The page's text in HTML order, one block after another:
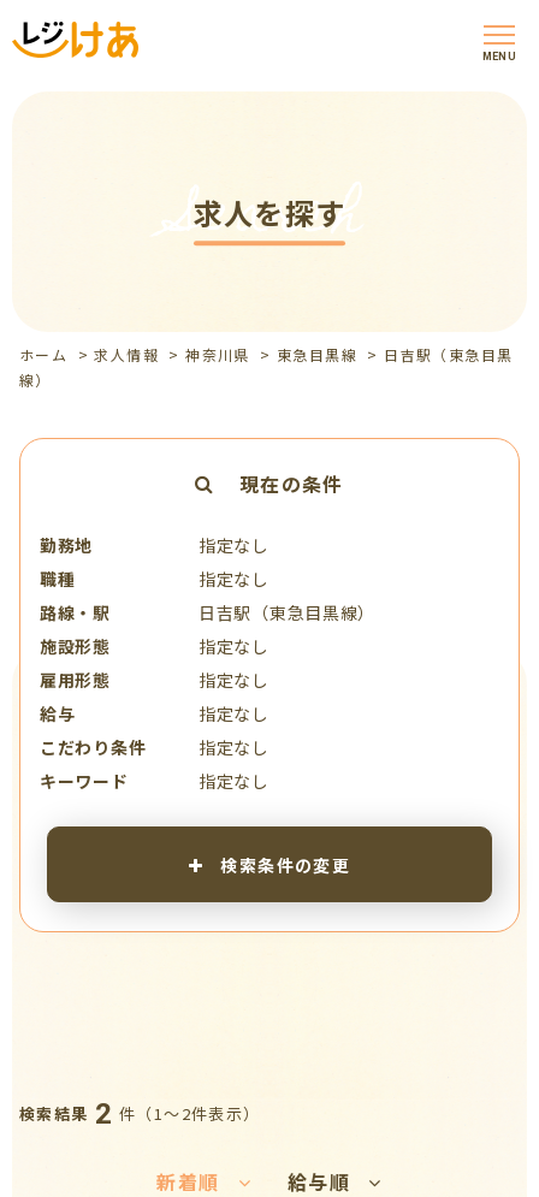
MENU
求人を探す
Search
ホーム >求人情報 >神奈川県 > 東急目黒線 > 日吉駅（東急目黒
線）
現在の条件
勤務地
指定なし
職種
指定なし
路線・駅
日吉駅（東急目黒線）
施設形態
指定なし
雇用形態
指定なし
給与
指定なし
こだわり条件
指定なし
キーワード
指定なし
検索条件の変更
検索結果 2 件（1〜2件表示）
新着順 給与順